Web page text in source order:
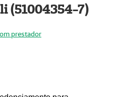
(51004354-7)
prestador